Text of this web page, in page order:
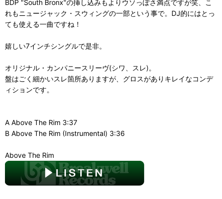
BDP "South Bronx"の挿し込みもよりウソっぽさ満点ですが笑、こ
れもニュージャック・スウィングの一部という事で。DJ的にはとっ
ても使える一曲ですね！
嬉しい7インチシングルで是非。
オリジナル・カンパニースリーヴ(シワ、スレ)。
盤はごく細かいスレ箇所ありますが、グロスがありキレイなコンデ
ィションです。
A Above The Rim 3:37
B Above The Rim (Instrumental) 3:36
Above The Rim